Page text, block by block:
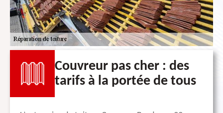
Couvreur pas cher : des
tarifs à la portée de tous